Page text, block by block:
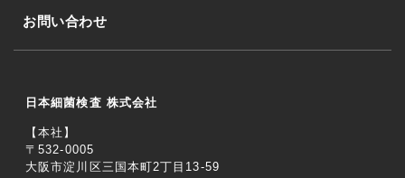
お問い合わせ
日本細菌検査 株式会社
【本社】
〒532-0005
大阪市淀川区三国本町2丁目13-59